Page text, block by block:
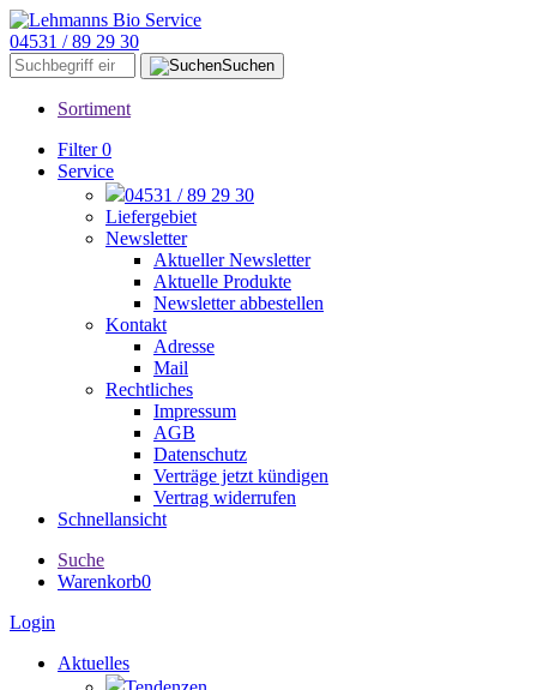
04531 / 89 29 30
Suchen
Sortiment
Filter 0
Service
04531 / 89 29 30
Liefergebiet
Newsletter
Aktueller Newsletter
Aktuelle Produkte
Newsletter abbestellen
Kontakt
Adresse
Mail
Rechtliches
Impressum
AGB
Datenschutz
Verträge jetzt kündigen
Vertrag widerrufen
Schnellansicht
Suche
Warenkorb0
Login
Aktuelles